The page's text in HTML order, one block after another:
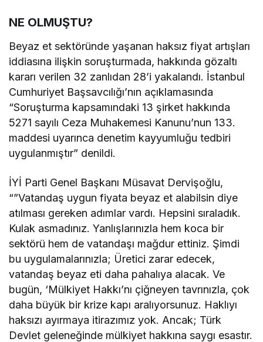
NE OLMUŞTU?
Beyaz et sektöründe yaşanan haksız fiyat artışları
iddiasına ilişkin soruşturmada, hakkında gözaltı
kararı verilen 32 zanlıdan 28’i yakalandı. İstanbul
Cumhuriyet Başsavcılığı’nın açıklamasında
“Soruşturma kapsamındaki 13 şirket hakkında
5271 sayılı Ceza Muhakemesi Kanunu’nun 133.
maddesi uyarınca denetim kayyumluğu tedbiri
uygulanmıştır” denildi.
İYİ Parti Genel Başkanı Müsavat Dervişoğlu,
“”Vatandaş uygun fiyata beyaz et alabilsin diye
atılması gereken adımlar vardı. Hepsini sıraladık.
Kulak asmadınız. Yanlışlarınızla hem koca bir
sektörü hem de vatandaşı mağdur ettiniz. Şimdi
bu uygulamalarınızla; Üretici zarar edecek,
vatandaş beyaz eti daha pahalıya alacak. Ve
bugün, ‘Mülkiyet Hakkı’nı çiğneyen tavrınızla, çok
daha büyük bir krize kapı aralıyorsunuz. Haklıyı
haksızı ayırmaya itirazımız yok. Ancak; Türk
Devlet geleneğinde mülkiyet hakkına saygı esastır.